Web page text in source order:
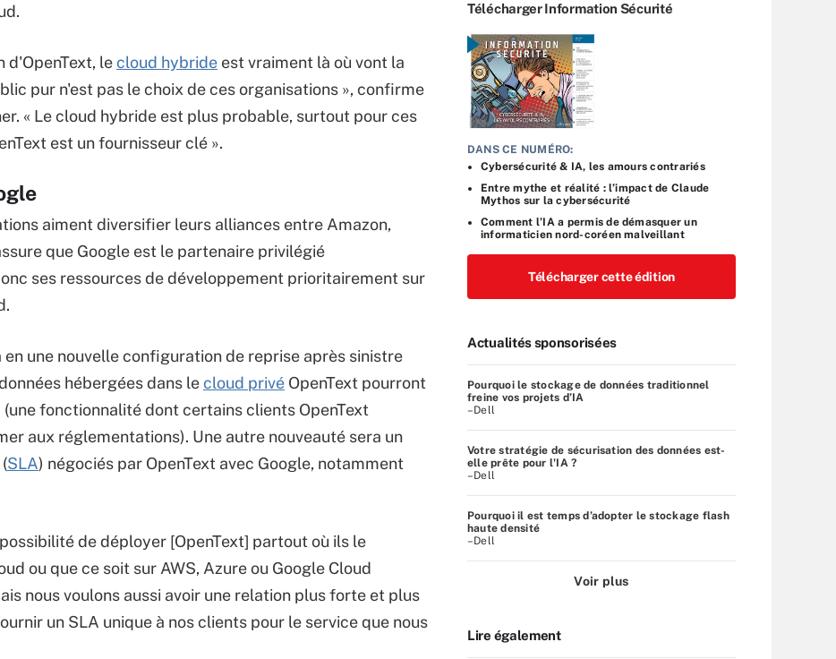
d'OpenText, lecloud hybride est vraiment là où vont la
pur n'est pas le choix de ces organisations », confirme
« Le cloud hybride est plus probable, surtout pour ces
est un fournisseur clé ».
aiment diversifier leurs alliances entre Amazon,
que Google est le partenaire privilégié
ses ressources de développement prioritairement sur
une nouvelle configuration de reprise après sinistre
hébergées dans lecloud privé OpenText pourront
fonctionnalité dont certains clients OpenText
aux réglementations). Une autre nouveauté sera un
SLA) négociés par OpenText avec Google, notamment
de déployer [OpenText] partout où ils le
ou que ce soit sur AWS, Azure ou Google Cloud
nous voulons aussi avoir une relation plus forte et plus
un SLA unique à nos clients pour le service que nous
Télécharger Information Sécurité
DANS CE NUMÉRO:
Cybersécurité & IA, les amours contrariés
Entre mythe et réalité : l’impact de Claude
Mythos sur la cybersécurité
Comment l’IA a permis de démasquer un
informaticien nord-coréen malveillant
Télécharger cette édition
Actualités sponsorisées
Pourquoi le stockage de données traditionnel
freine vos projets d’IA
–Dell
Votre stratégie de sécurisation des données est-
elle prête pour l'IA ?
–Dell
Pourquoi il est temps d’adopter le stockage flash
haute densité
–Dell
Voir plus
Lire également